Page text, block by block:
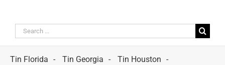
Search
for:
Tin Florida
Tin Georgia
Tin Houston